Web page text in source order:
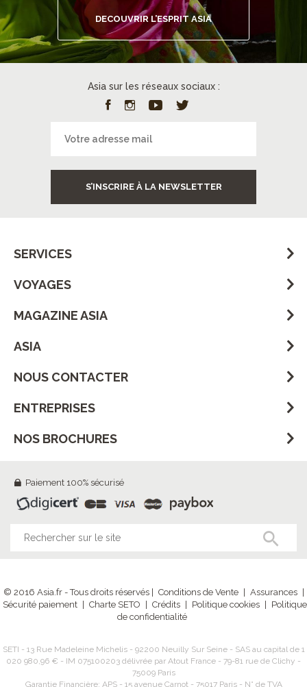
DECOUVRIR L’ESPRIT ASIA
Asia sur les réseaux sociaux :
S’INSCRIRE À LA NEWSLETTER
SERVICES
VOYAGES
MAGAZINE ASIA
ASIA
NOUS CONTACTER
ENTREPRISES
NOS BROCHURES
Paiement 100% sécurisé
© 2016 Asia.fr - Tous droits réservés | Conditions de Vente Assurances
Sécurité paiement
Charte SETO Crédits Politique cookies
Politique
de confidentialité
SETI - 13 Rue Madeleine Michelis - 92200 Neuilly Sur Seine - SAS au capital de 1
020 980,96 € - IM 075100203 délivrée par Atout France - 79-81 rue de Clichy -
75009 Paris
Garantie Financière: APS - 15 avenue Carnot - 75017 Paris - N° de TVA